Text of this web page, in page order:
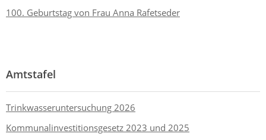
100. Geburtstag von Frau Anna Rafetseder
Amtstafel
Trinkwasseruntersuchung 2026
Kommunalinvestitionsgesetz 2023 und 2025